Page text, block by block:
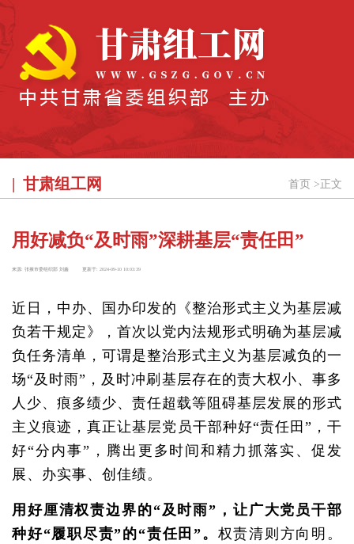
甘肃组工网 首页 > 正文
用好减负“及时雨”深耕基层“责任田”
来源: 张掖市委组织部 刘鑫 更新于: 2024-09-10 10:03:39
近日，中办、国办印发的《整治形式主义为基层减
负若干规定》，首次以党内法规形式明确为基层减
负任务清单，可谓是整治形式主义为基层减负的一
场“及时雨”，及时冲刷基层存在的责大权小、事多
人少、痕多绩少、责任超载等阻碍基层发展的形式
主义痕迹，真正让基层党员干部种好“责任田”，干
好“分内事”，腾出更多时间和精力抓落实、促发
展、办实事、创佳绩。
用好厘清权责边界的“及时雨”，让广大党员干部
种好“履职尽责”的“责任田”。 权责清则方向明。